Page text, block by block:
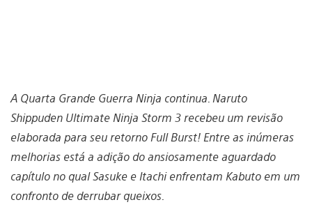
A Quarta Grande Guerra Ninja continua. Naruto
Shippuden Ultimate Ninja Storm 3 recebeu um revisão
elaborada para seu retorno Full Burst! Entre as inúmeras
melhorias está a adição do ansiosamente aguardado
capítulo no qual Sasuke e Itachi enfrentam Kabuto em um
confronto de derrubar queixos.